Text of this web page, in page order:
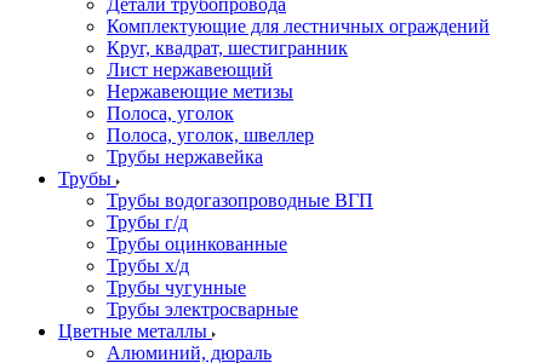
Детали трубопровода
Комплектующие для лестничных ограждений
Круг, квадрат, шестигранник
Лист нержавеющий
Нержавеющие метизы
Полоса, уголок
Полоса, уголок, швеллер
Трубы нержавейка
Трубы
Трубы водогазопроводные ВГП
Трубы г/д
Трубы оцинкованные
Трубы х/д
Трубы чугунные
Трубы электросварные
Цветные металлы
Алюминий, дюраль